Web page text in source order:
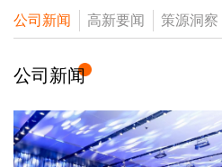
公司新闻 高新要闻 策源洞察
公司新闻